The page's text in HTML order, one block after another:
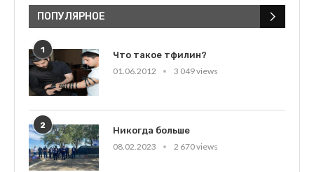
ПОПУЛЯРНОЕ
1
Что такое тфилин?
01.06.2012
3 049 views
2
Никогда больше
08.02.2023
2 670 views